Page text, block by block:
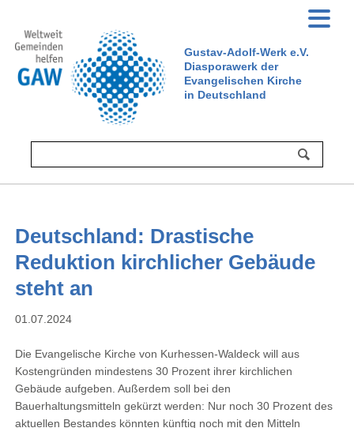
Gustav-Adolf-Werk e.V.
Diasporawerk der
Evangelischen Kirche
in Deutschland
Deutschland: Drastische
Reduktion kirchlicher Gebäude
steht an
01.07.2024
Die Evangelische Kirche von Kurhessen-Waldeck will aus
Kostengründen mindestens 30 Prozent ihrer kirchlichen
Gebäude aufgeben. Außerdem soll bei den
Bauerhaltungsmitteln gekürzt werden: Nur noch 30 Prozent des
aktuellen Bestandes könnten künftig noch mit den Mitteln